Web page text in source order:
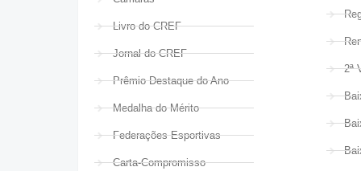
Livro do CREF
Jornal do CREF
Prêmio Destaque do Ano
Medalha do Mérito
Federações Esportivas
Carta-Compromisso
2ª